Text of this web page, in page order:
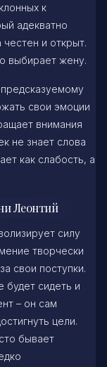
к
адекватно
и открыт.
выбирает жену.
свои эмоции
внимания
не знает слова
как слабость, а
Леонтий
силу
творчески
свои поступки.
будет сидеть и
– он сам
цели.
бывает